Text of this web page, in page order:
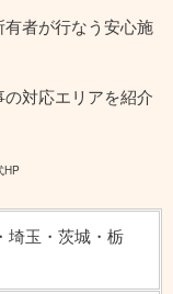
者が行なう安心施
対応エリアを紹介
HP
埼玉・茨城・栃